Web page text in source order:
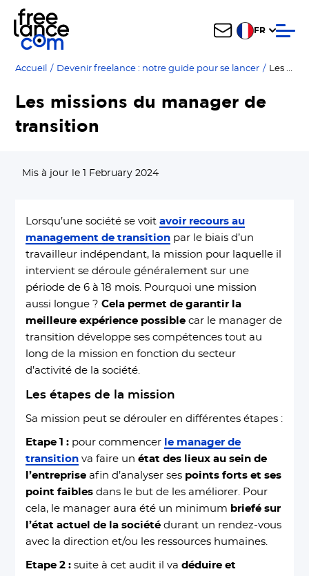
FR
Accueil / Devenir freelance : notre guide pour se lancer / Les missions du manager de transition
Les missions du manager de
transition
Mis à jour le 1 February 2024
Lorsqu’une société se voitavoir recours au
management de transition par le biais d’un
travailleur indépendant, la mission pour laquelle il
intervient se déroule généralement sur une
période de 6 à 18 mois. Pourquoi une mission
aussi longue ?Cela permet de garantir la
meilleure expérience possible car le manager de
transition développe ses compétences tout au
long de la mission en fonction du secteur
d’activité de la société.
Les étapes de la mission
Sa mission peut se dérouler en différentes étapes :
Etape 1 : pour commencer le manager de
transition va faire un état des lieux au sein de
l’entreprise afin d’analyser ses points forts et ses
point faibles dans le but de les améliorer. Pour
cela, le manager aura été un minimum briefé sur
l’état actuel de la société durant un rendez-vous
avec la direction et/ou les ressources humaines.
Etape 2 : suite à cet audit il va déduire et